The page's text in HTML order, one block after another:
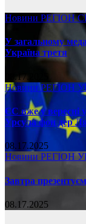
Новини РЕГІОН
У загальному
Україна третя
08.17.2025
НовиниРЕГІОН
ЄС вже у вересні
Урсула фон дер
08.17.2025
Новини РЕГІОН
Завтра
08.17.2025